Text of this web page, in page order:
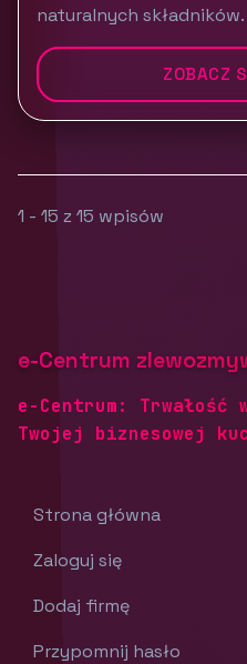
naturalnych składników.
ZOBACZ
1 - 15 z 15 wpisów
e-Centrum
e-Centrum: Trwałość
Twojej biznesowej
Strona główna
Zaloguj się
Dodaj firmę
Przypomnij hasło